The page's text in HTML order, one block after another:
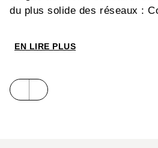
du plus solide des réseaux :
EN LIRE PLUS